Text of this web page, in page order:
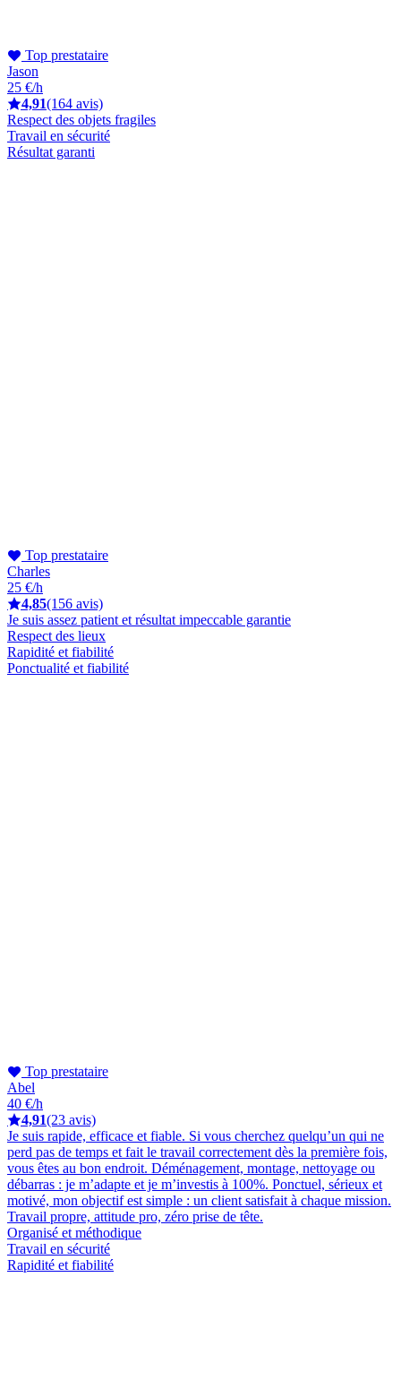
Top prestataire
Jason
25 €/h
4,91(164 avis)
Respect des objets fragiles
Travail en sécurité
Résultat garanti
Top prestataire
Charles
25 €/h
4,85(156 avis)
Je suis assez patient et résultat impeccable garantie
Respect des lieux
Rapidité et fiabilité
Ponctualité et fiabilité
Top prestataire
Abel
40 €/h
4,91(23 avis)
Je suis rapide, efficace et fiable. Si vous cherchez quelqu’un qui ne
perd pas de temps et fait le travail correctement dès la première fois,
vous êtes au bon endroit. Déménagement, montage, nettoyage ou
débarras : je m’adapte et je m’investis à 100%. Ponctuel, sérieux et
motivé, mon objectif est simple : un client satisfait à chaque mission.
Travail propre, attitude pro, zéro prise de tête.
Organisé et méthodique
Travail en sécurité
Rapidité et fiabilité